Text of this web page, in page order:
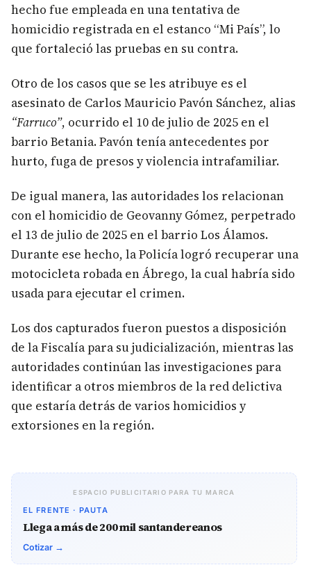
hecho fue empleada en una tentativa de
homicidio registrada en el estanco “Mi País”, lo
que fortaleció las pruebas en su contra.
Otro de los casos que se les atribuye es el
asesinato de Carlos Mauricio Pavón Sánchez, alias
“Farruco”, ocurrido el 10 de julio de 2025 en el
barrio Betania. Pavón tenía antecedentes por
hurto, fuga de presos y violencia intrafamiliar.
De igual manera, las autoridades los relacionan
con el homicidio de Geovanny Gómez, perpetrado
el 13 de julio de 2025 en el barrio Los Álamos.
Durante ese hecho, la Policía logró recuperar una
motocicleta robada en Ábrego, la cual habría sido
usada para ejecutar el crimen.
Los dos capturados fueron puestos a disposición
de la Fiscalía para su judicialización, mientras las
autoridades continúan las investigaciones para
identificar a otros miembros de la red delictiva
que estaría detrás de varios homicidios y
extorsiones en la región.
ESPACIO PUBLICITARIO PARA TU MARCA
EL FRENTE · PAUTA
Llega a más de 200 mil santandereanos
Cotizar →